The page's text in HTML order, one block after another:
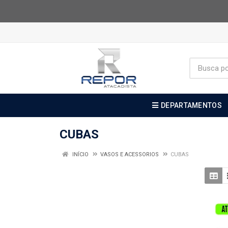
DEPARTAMENTOS
CUBAS
INÍCIO VASOS E ACESSORIOS CUBAS